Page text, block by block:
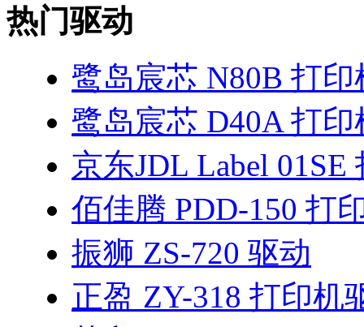
热门驱动
鹭岛宸芯 N80B 打印
鹭岛宸芯 D40A 打印
京东JDL Label 01SE
佰佳腾 PDD-150 打
振狮 ZS-720 驱动
正盈 ZY-318 打印机